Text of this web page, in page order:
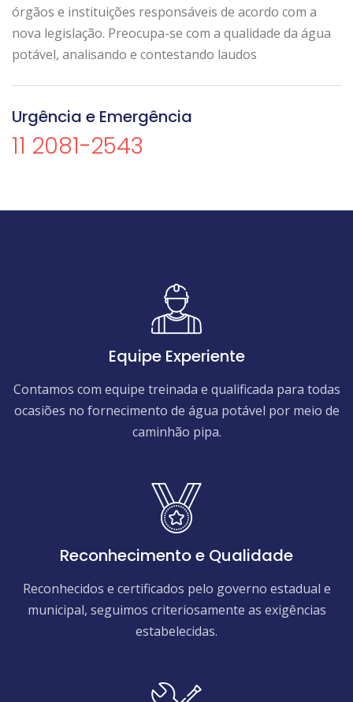
órgãos e instituições responsáveis de acordo com a
nova legislação. Preocupa-se com a qualidade da água
potável, analisando e contestando laudos
Urgência e Emergência
11 2081-2543
Equipe Experiente
Contamos com equipe treinada e qualificada para todas
ocasiões no fornecimento de água potável por meio de
caminhão pipa.
Reconhecimento e Qualidade
Reconhecidos e certificados pelo governo estadual e
municipal, seguimos criteriosamente as exigências
estabelecidas.